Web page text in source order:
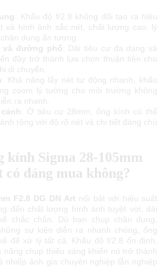
: Khẩu độ f/2.8 không đổi tạo ra hiệu
và hình ảnh sắc nét, chất lượng cao, lý
dung ấn tượng.
và đường phố : Dải tiêu cự đa dạng và
đây trở thành lựa chọn thuận tiện cho
di chuyển.
: Khả năng lấy nét tự động nhanh, khẩu
zoom lý tưởng cho môi trường không
ra nhanh.
: Ở tiêu cự 28mm, ống kính có thể
rộng với độ rõ nét và chi tiết đáng chú
Ѕіgmа 28-105mm
đáng mua không?
F2.8 DG DN Аrt nổi bật với hiệu suất
đến chất lượng hình ảnh tuyệt vời, dải
chắc chắn. Dù bạn chụp chân dung,
sự kiện diễn ra nhanh chóng, ống
để xử lý tất cả. Khẩu độ f/2.8 ổn định,
chụp thiếu sáng khiến nó trở thành
nhiếp ảnh gia chuyên nghiệp lẫn nghiệp